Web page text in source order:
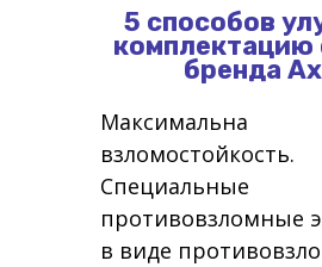
5 способов
комплектацию
бренда
Максимальна
взломостойкость.
Специальные
противовзломные
в виде